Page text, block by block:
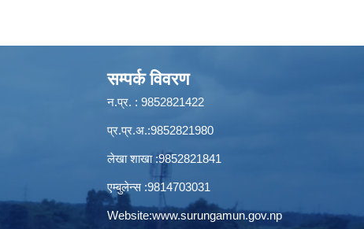
सम्पर्क विवरण
न.प्र. : 9852821422
प्र.प्र.अ.:9852821980
लेखा शाखा :9852821841
एम्बुलेन्स :9814703031
Website:www.surungamun.gov.np